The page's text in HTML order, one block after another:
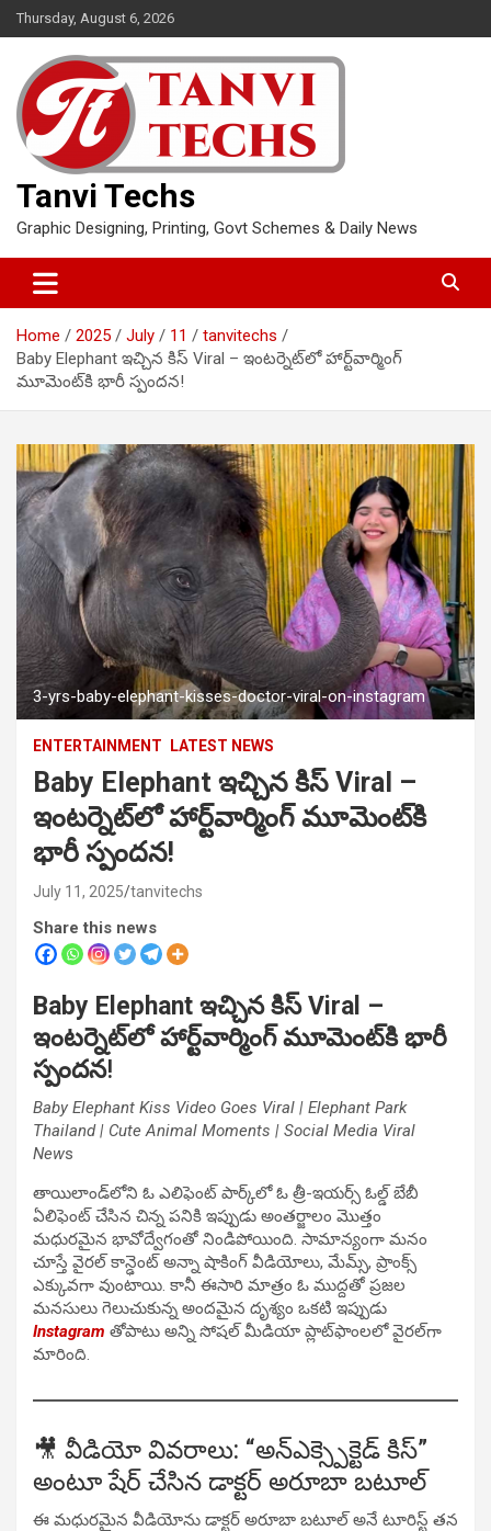
Skip
to
content
Thursday, August 6, 2026
Tanvi Techs
Graphic Designing, Printing, Govt Schemes & Daily News
Home 2025 July 11
tanvitechs
Baby Elephant ఇచ్చిన కిస్ Viral – ఇంటర్నెట్‌లో హార్ట్‌వార్మింగ్
మూమెంట్‌కి భారీ స్పందన!
3-yrs-baby-elephant-kisses-doctor-viral-on-instagram
ENTERTAINMENT LATEST NEWS
Baby Elephant ఇచ్చిన కిస్ Viral –
ఇంటర్నెట్‌లో హార్ట్‌వార్మింగ్ మూమెంట్‌కి
భారీ స్పందన!
July 11, 2025 tanvitechs
Share this news
Baby Elephant ఇచ్చిన కిస్ Viral –
ఇంటర్నెట్‌లో హార్ట్‌వార్మింగ్ మూమెంట్‌కి భారీ
స్పందన!
Baby Elephant Kiss Video Goes Viral | Elephant Park
Thailand | Cute Animal Moments | Social Media Viral
News
తాయిలాండ్‌లోని ఓ ఎలిఫెంట్ పార్క్‌లో ఓ త్రీ-ఇయర్స్ ఓల్డ్ బేబీ
ఏలిఫెంట్ చేసిన చిన్న పనికి ఇప్పుడు అంతర్జాలం మొత్తం
మధురమైన భావోద్వేగంతో నిండిపోయింది. సామాన్యంగా మనం
చూస్తే వైరల్ కాన్ఢెంట్ అన్నా షాకింగ్ వీడియోలు, మేమ్స్, ప్రాంక్స్
ఎక్కువగా వుంటాయి. కానీ ఈసారి మాత్రం ఓ ముద్దతో ప్రజల
మనసులు గెలుచుకున్న అందమైన దృశ్యం ఒకటి ఇప్పుడు
Instagram తోపాటు అన్ని సోషల్ మీడియా ప్లాట్‌ఫాంలలో వైరల్‌గా
మారింది.
🎥 వీడియో వివరాలు: “అన్‌ఎక్స్పెక్టెడ్ కిస్”
అంటూ షేర్ చేసిన డాక్టర్ అరూబా బటూల్
ఈ మధురమైన వీడియోను డాక్టర్ అరూబా బటూల్ అనే టూరిస్ట్ తన